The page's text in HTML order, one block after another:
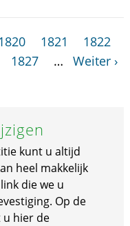
1820 1821
1822
1827 …
Weiter ›
kunt u altijd
heel makkelijk
die we u
Op de
u hier de